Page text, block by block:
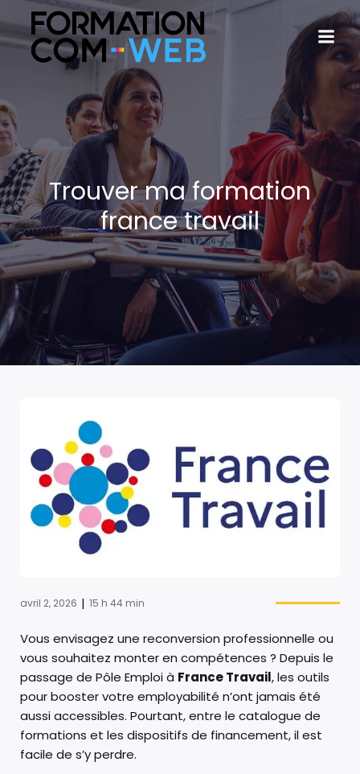
Trouver ma formation
france travail
avril 2, 2026 | 15 h 44 min
Vous envisagez une reconversion professionnelle ou
vous souhaitez monter en compétences ? Depuis le
passage de Pôle Emploi à France Travail, les outils
pour booster votre employabilité n’ont jamais été
aussi accessibles. Pourtant, entre le catalogue de
formations et les dispositifs de financement, il est
facile de s’y perdre.